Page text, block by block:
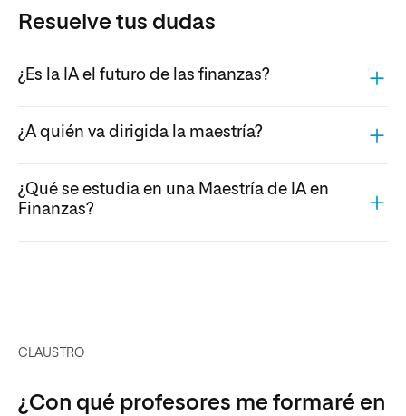
Resuelve tus dudas
¿Es la IA el futuro de las finanzas?
¿A quién va dirigida la maestría?
¿Qué se estudia en una Maestría de IA en
Finanzas?
CLAUSTRO
¿Con qué profesores me formaré en